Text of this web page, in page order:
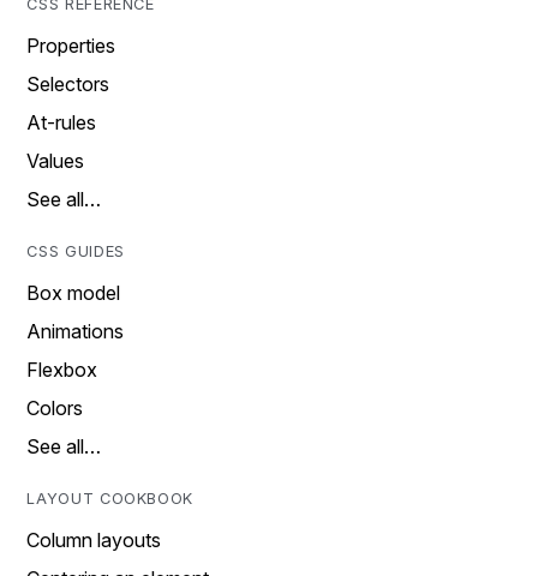
CSS REFERENCE
Properties
Selectors
At-rules
Values
See all…
CSS GUIDES
Box model
Animations
Flexbox
Colors
See all…
LAYOUT COOKBOOK
Column layouts